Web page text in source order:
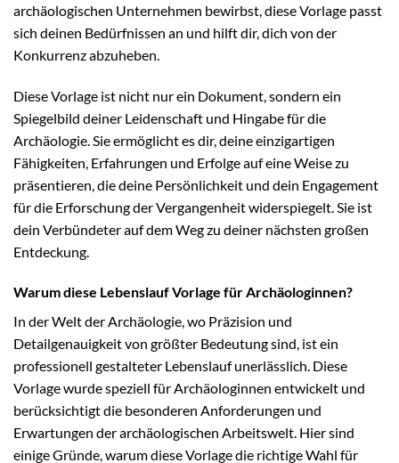
archäologischen Unternehmen bewirbst, diese Vorlage passt
sich deinen Bedürfnissen an und hilft dir, dich von der
Konkurrenz abzuheben.
Diese Vorlage ist nicht nur ein Dokument, sondern ein
Spiegelbild deiner Leidenschaft und Hingabe für die
Archäologie. Sie ermöglicht es dir, deine einzigartigen
Fähigkeiten, Erfahrungen und Erfolge auf eine Weise zu
präsentieren, die deine Persönlichkeit und dein Engagement
für die Erforschung der Vergangenheit widerspiegelt. Sie ist
dein Verbündeter auf dem Weg zu deiner nächsten großen
Entdeckung.
Warum diese Lebenslauf Vorlage für Archäologinnen?
In der Welt der Archäologie, wo Präzision und
Detailgenauigkeit von größter Bedeutung sind, ist ein
professionell gestalteter Lebenslauf unerlässlich. Diese
Vorlage wurde speziell für Archäologinnen entwickelt und
berücksichtigt die besonderen Anforderungen und
Erwartungen der archäologischen Arbeitswelt. Hier sind
einige Gründe, warum diese Vorlage die richtige Wahl für